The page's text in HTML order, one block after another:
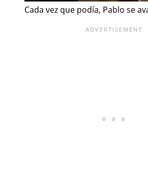
Cada vez que podía, Pablo se